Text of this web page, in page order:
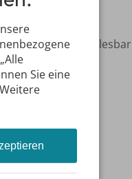
verständlich oder lesbar
Sie eine